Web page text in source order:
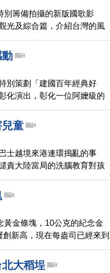
別籌備拍攝的新版國歌影
光及綜合篇，介紹台灣的風
別策劃「建國百年經典好
化演出，彰化一位阿嬤級的
場，阿嬤 很開心的說，平常
明華園當家小生的風采。
童
士越境來港連環搗亂的事
責大陸當局的洗腦教育對孩
能力。
黃金條塊，10公克的紀念金
新高，現在每盎司已經來到
年內可以上看到1500美元，
大稻埕